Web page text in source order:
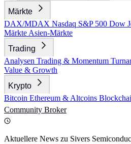
Märkte
DAX/MDAX Nasdaq S&P 500 Dow
Märkte Asien-Märkte
Trading
Analysen Trading & Momentum
Value & Growth
Krypto
Bitcoin Ethereum & Altcoins
Community Broker
Aktuellere News zu Sivers